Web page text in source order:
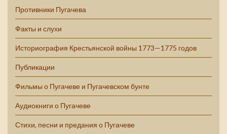
Противники Пугачева
Факты и слухи
Историография Крестьянской войны 1773—1775 годов
Публикации
Фильмы о Пугачеве и Пугачевском бунте
Аудиокниги о Пугачеве
Стихи, песни и предания о Пугачеве